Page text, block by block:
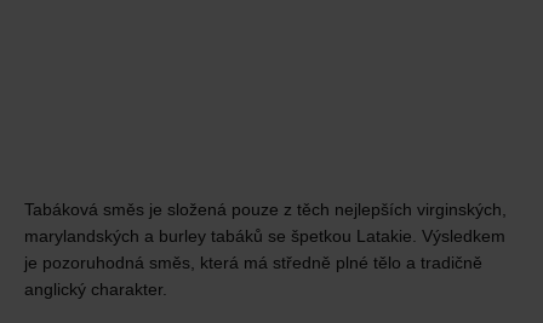
Tabáková směs je složená pouze z těch nejlepších virginských,
marylandských a burley tabáků se špetkou Latakie. Výsledkem
je pozoruhodná směs, která má středně plné tělo a tradičně
anglický charakter.